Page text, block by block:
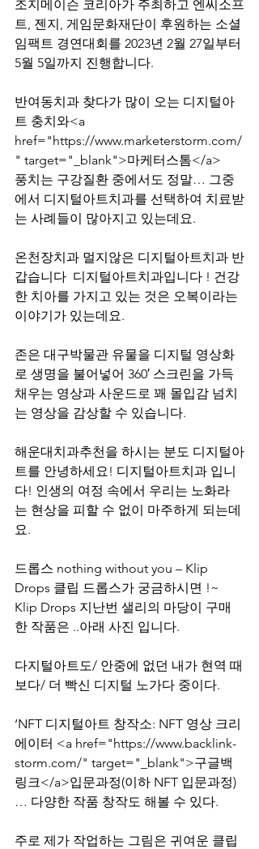
조지메이슨 코리아가 주최하고 엔씨소프
트, 젠지, 게임문화재단이 후원하는 소셜
임팩트 경연대회를 2023년 2월 27일부터
5월 5일까지 진행합니다.
반여동치과 찾다가 많이 오는 디지털아
트 충치와<a
href="https://www.marketerstorm.com/
" target="_blank">마케터스톰</a>
풍치는 구강질환 중에서도 정말… 그중
에서 디지털아트치과를 선택하여 치료받
는 사례들이 많아지고 있는데요.
온천장치과 멀지않은 디지털아트치과 반
갑습니다  디지털아트치과입니다 ! 건강
한 치아를 가지고 있는 것은 오복이라는
이야기가 있는데요.
존은 대구박물관 유물을 디지털 영상화
로 생명을 불어넣어 360′ 스크린을 가득
채우는 영상과 사운드로 꽤 몰입감 넘치
는 영상을 감상할 수 있습니다.
해운대치과추천을 하시는 분도 디지털아
트를 안녕하세요! 디지털아트치과 입니
다! 인생의 여정 속에서 우리는 노화라
는 현상을 피할 수 없이 마주하게 되는데
요.
드롭스 nothing without you – Klip
Drops 클립 드롭스가 궁금하시면 !~
Klip Drops 지난번 샐리의 마당이 구매
한 작품은 ..아래 사진 입니다.
다지털아트도/ 안중에 없던 내가 현역 때
보다/ 더 빡신 디지털 노가다 중이다.
‘NFT 디지털아트 창작소: NFT 영상 크리
에이터 <a href="https://www.backlink-
storm.com/" target="_blank">구글백
링크</a>입문과정(이하 NFT 입문과정)
… 다양한 작품 창작도 해볼 수 있다.
주로 제가 작업하는 그림은 귀여운 클립